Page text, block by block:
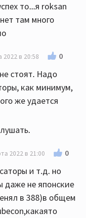
то...я roksan
там много
2022 в 20:58 0
стоят. Надо
как минимум,
же удается
2022 в 21:00 0
и т.д. но
даже не японские
в 388)в общем